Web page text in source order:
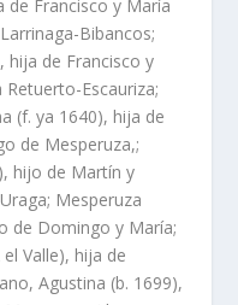
de Francisco y Marí­a
Bibancos;
hija de Francisco y
Retuerto-Escauriza;
(f. ya 1640), hija de
de Mesperuza,;
hijo de Martí­n y
Mesperuza
de Domingo y Marí­a;
Valle), hija de
Agustina (b. 1699),